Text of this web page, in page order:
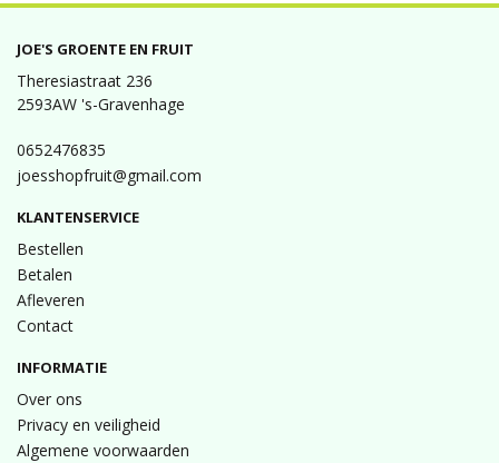
JOE'S GROENTE EN FRUIT
Theresiastraat 236
2593AW 's-Gravenhage
0652476835
joesshopfruit@gmail.com
KLANTENSERVICE
Bestellen
Betalen
Afleveren
Contact
INFORMATIE
Over ons
Privacy en veiligheid
Algemene voorwaarden